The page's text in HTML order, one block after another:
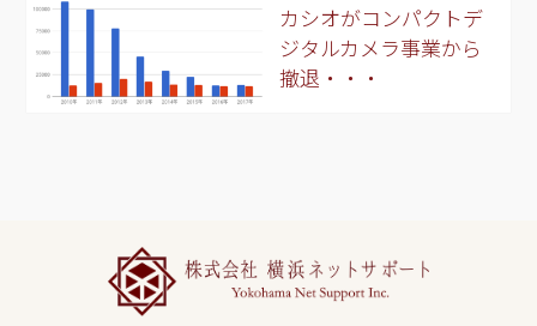
カシオがコンパクトデ
ジタルカメラ事業から
撤退・・・